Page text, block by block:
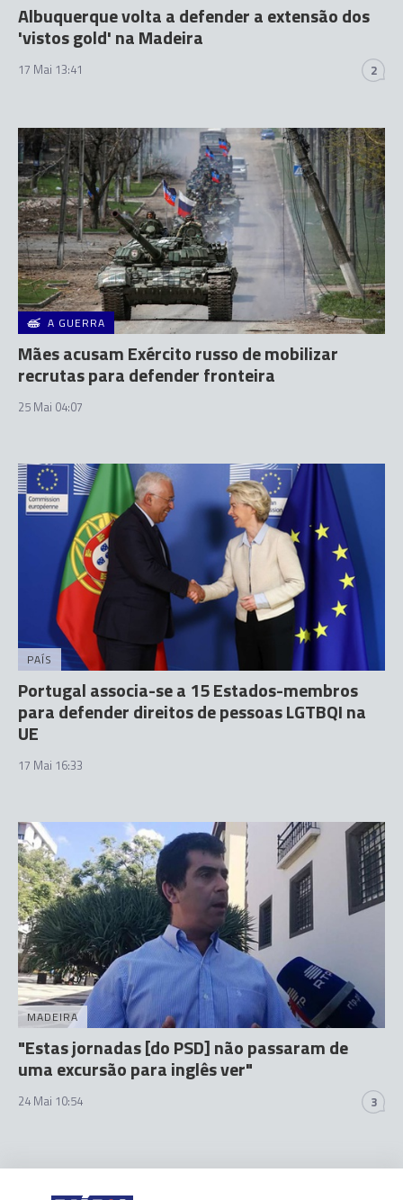
Albuquerque volta a defender a extensão dos
'vistos gold' na Madeira
17 Mai 13:41 2
A GUERRA
Mães acusam Exército russo de mobilizar
recrutas para defender fronteira
25 Mai 04:07
PAÍS
Portugal associa-se a 15 Estados-membros
para defender direitos de pessoas LGTBQI na
UE
17 Mai 16:33
MADEIRA
"Estas jornadas [do PSD] não passaram de
uma excursão para inglês ver"
24 Mai 10:54 3